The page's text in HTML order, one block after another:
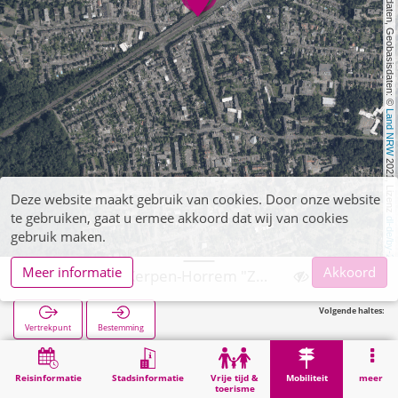
, Kartendaten, Geobasisdaten: ©
Land NRW
2021, Lizenz
dl-de/by-2-0
Reisinformatie Stadsinformatie
Vrije tijd &
toerisme
Mobiliteit meer
Vertrekpunt Bestemming
Volgende haltes:
Mobiliteit Kerpen, P+R Kerpen-Horrem "Zum Werhahn"
Deze website maakt gebruik van cookies. Door onze website
te gebruiken, gaat u ermee akkoord dat wij van cookies
gebruik maken.
Meer informatie
Akkoord